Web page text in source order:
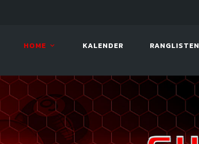
HOME KALENDER RANGLISTEN